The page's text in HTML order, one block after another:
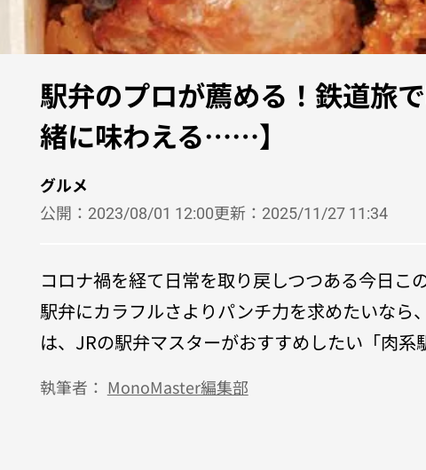
駅弁のプロが薦める！鉄道旅
緒に味わえる……】
グルメ
公開： 2023/08/01 12:00更新： 2025/11/27 11:34
コロナ禍を経て日常を取り戻しつつある今日
駅弁にカラフルさよりパンチ力を求めたいなら
は、JRの駅弁マスターがおすすめしたい「肉系
執筆者： MonoMaster編集部